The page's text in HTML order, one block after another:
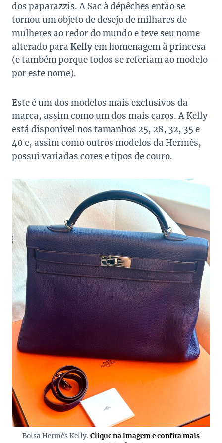
dos paparazzis. A Sac à dépêches então se
tornou um objeto de desejo de milhares de
mulheres ao redor do mundo e teve seu nome
alterado para Kellyem homenagem à princesa
(e também porque todos se referiam ao modelo
por este nome).
Este é um dos modelos mais exclusivos da
marca, assim como um dos mais caros. A Kelly
está disponível nos tamanhos 25, 28, 32, 35 e
40 e, assim como outros modelos da Hermès,
possui variadas cores e tipos de couro.
Bolsa Hermès Kelly. Clique na imagem e confira mais